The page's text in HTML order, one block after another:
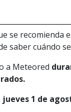
se recomienda
saber cuándo
a Meteored
1 de